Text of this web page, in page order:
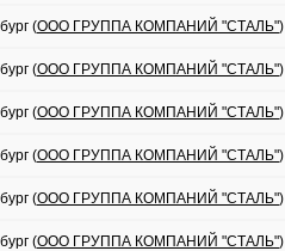
(ООО ГРУППА КОМПАНИЙ "СТАЛЬ")
(ООО ГРУППА КОМПАНИЙ "СТАЛЬ")
(ООО ГРУППА КОМПАНИЙ "СТАЛЬ")
(ООО ГРУППА КОМПАНИЙ "СТАЛЬ")
(ООО ГРУППА КОМПАНИЙ "СТАЛЬ")
(ООО ГРУППА КОМПАНИЙ "СТАЛЬ")